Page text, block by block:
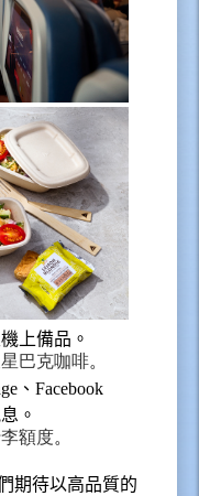
上備品。
巴克咖啡。
、Facebook
。
額度。
期待以高品質的